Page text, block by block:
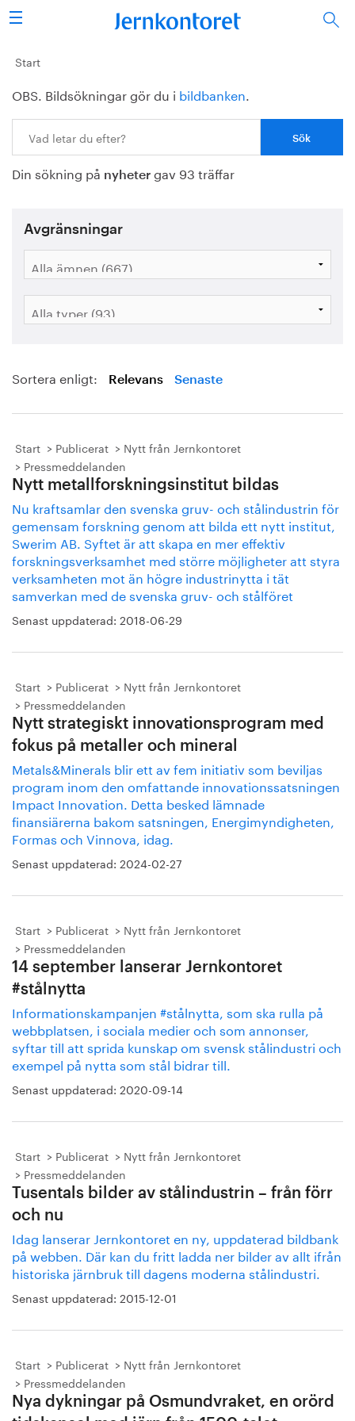
Sök
Stålindustrin
Vision 2050
Forskning/utbildning
Energi/miljö
Vi tycker
Bildbank
Start
OBS. Bildsökningar gör du i bildbanken.
Din sökning på nyheter gav 93 träffar
Avgränsningar
Sortera enligt: Relevans Senaste
Start Publicerat
Nytt från Jernkontoret
Pressmeddelanden
Nytt metallforskningsinstitut bildas
Nu kraftsamlar den svenska gruv- och stålindustrin för
gemensam forskning genom att bilda ett nytt institut,
Swerim AB. Syftet är att skapa en mer effektiv
forskningsverksamhet med större möjligheter att styra
verksamheten mot än högre industrinytta i tät
samverkan med de svenska gruv- och stålföret
Senast uppdaterad: 2018-06-29
Start Publicerat
Nytt från Jernkontoret
Pressmeddelanden
Nytt strategiskt innovationsprogram med
fokus på metaller och mineral
Metals&Minerals blir ett av fem initiativ som beviljas
program inom den omfattande innovationssatsningen
Impact Innovation. Detta besked lämnade
finansiärerna bakom satsningen, Energimyndigheten,
Formas och Vinnova, idag.
Senast uppdaterad: 2024-02-27
Start Publicerat
Nytt från Jernkontoret
Pressmeddelanden
14 september lanserar Jernkontoret
#stålnytta
Informationskampanjen #stålnytta, som ska rulla på
webbplatsen, i sociala medier och som annonser,
syftar till att sprida kunskap om svensk stålindustri och
exempel på nytta som stål bidrar till.
Senast uppdaterad: 2020-09-14
Start Publicerat
Nytt från Jernkontoret
Pressmeddelanden
Tusentals bilder av stålindustrin – från förr
och nu
Idag lanserar Jernkontoret en ny, uppdaterad bildbank
på webben. Där kan du fritt ladda ner bilder av allt ifrån
historiska järnbruk till dagens moderna stålindustri.
Senast uppdaterad: 2015-12-01
Start Publicerat
Nytt från Jernkontoret
Pressmeddelanden
Nya dykningar på Osmundvraket, en orörd